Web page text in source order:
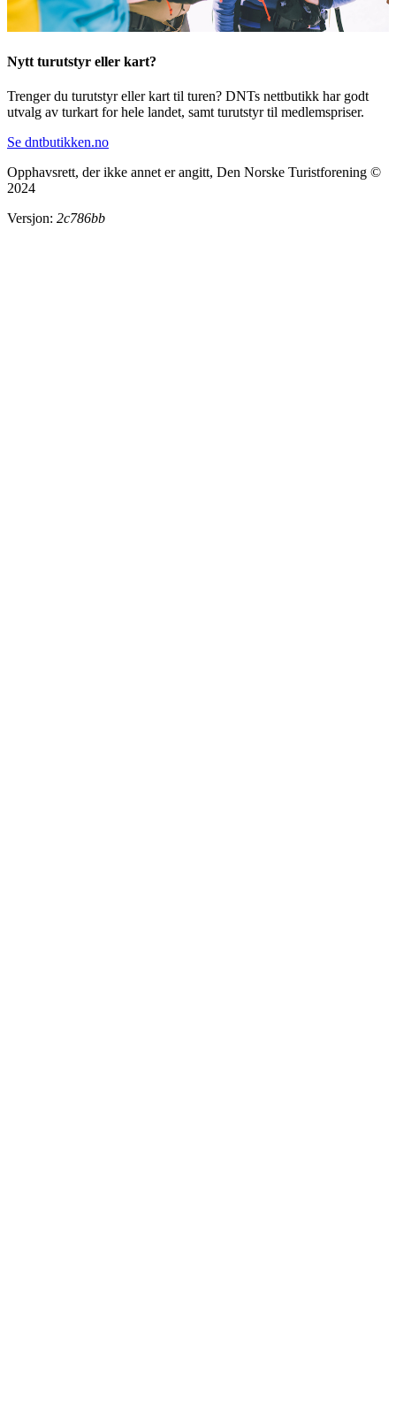
Nytt turutstyr eller kart?
Trenger du turutstyr eller kart til turen? DNTs nettbutikk har godt
utvalg av turkart for hele landet, samt turutstyr til medlemspriser.
Se dntbutikken.no
Opphavsrett, der ikke annet er angitt, Den Norske Turistforening ©
2024
Versjon: 2c786bb